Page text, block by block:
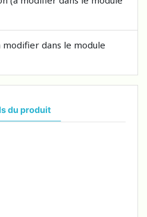
dans le module
du produit